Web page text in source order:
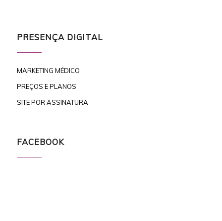
PRESENÇA DIGITAL
MARKETING MÉDICO
PREÇOS E PLANOS
SITE POR ASSINATURA
FACEBOOK